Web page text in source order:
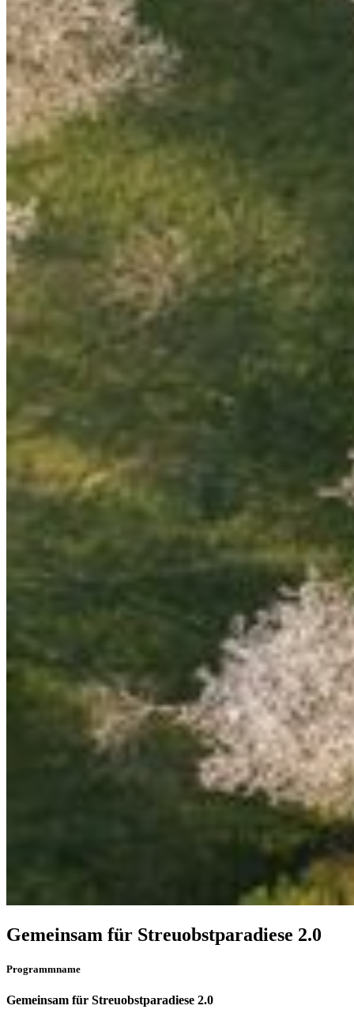
Gemeinsam für Streuobstparadiese 2.0
Programmname
Gemeinsam für Streuobstparadiese 2.0